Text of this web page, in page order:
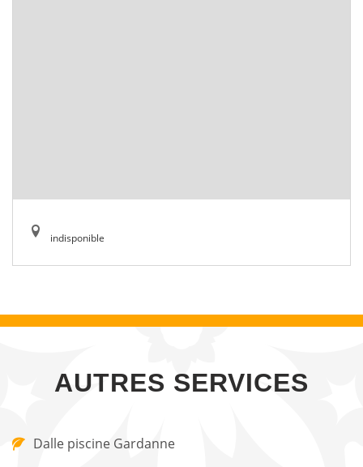
indisponible
AUTRES SERVICES
Dalle piscine Gardanne